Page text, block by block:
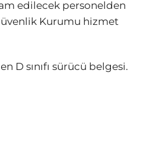
edilecek personelden
Kurumu hizmet
D sınıfı sürücü belgesi.